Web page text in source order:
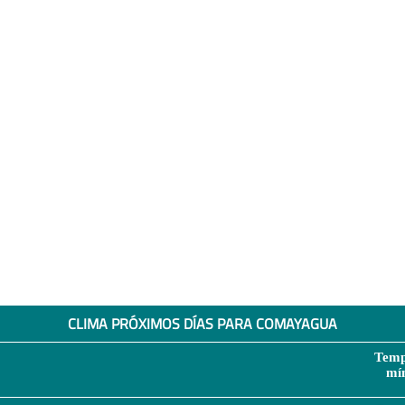
CLIMA PRÓXIMOS DÍAS PARA COMAYAGUA